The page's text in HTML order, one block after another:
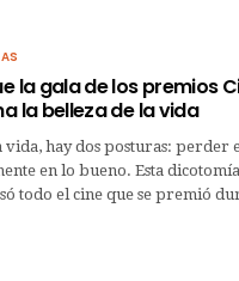
la gala de los premios
la belleza de la vida
vida, hay dos posturas:
en lo bueno. Esta
todo el cine que se premió